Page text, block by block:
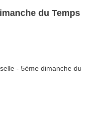
du Temps